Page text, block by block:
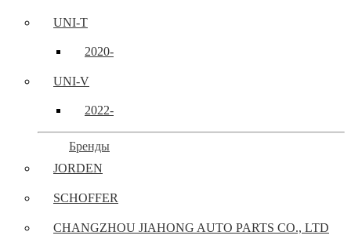
UNI-T
2020-
UNI-V
2022-
Бренды
JORDEN
SCHOFFER
CHANGZHOU JIAHONG AUTO PARTS CO., LTD